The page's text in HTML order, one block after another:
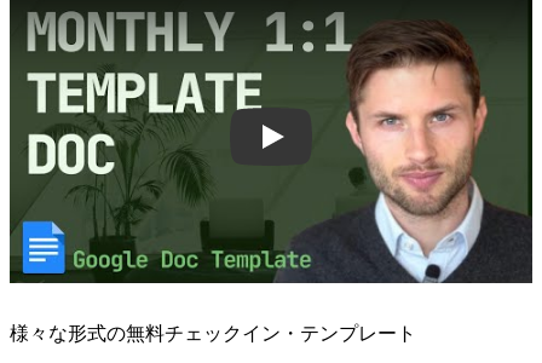
様々な形式の無料チェックイン・テンプレート